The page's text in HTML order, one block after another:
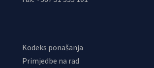
Kodeks ponašanja
Primjedbe na rad